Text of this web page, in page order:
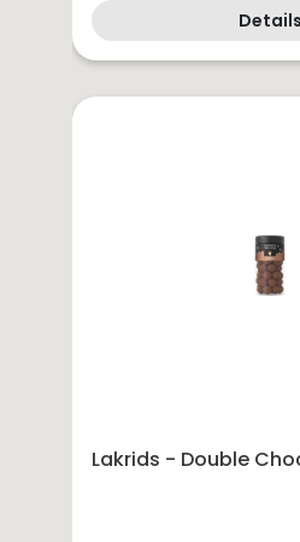
Details
Lakrids - Double